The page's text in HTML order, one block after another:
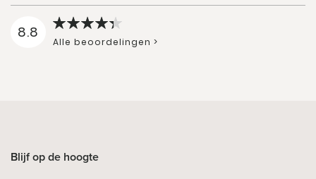
8.8
Alle beoordelingen >
Blijf op de hoogte